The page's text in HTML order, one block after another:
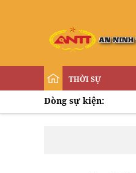
THỜI SỰ
Dòng sự kiện: